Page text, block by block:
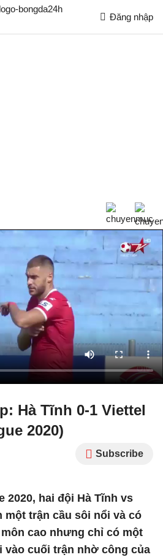
Đăng nhập
Hà Tĩnh 0-1 Viettel
2020)
Subscribe
2020, hai đội Hà Tĩnh vs
một trận cầu sôi nổi và có
cao nhưng chỉ có một
vào cuối trận nhờ công của